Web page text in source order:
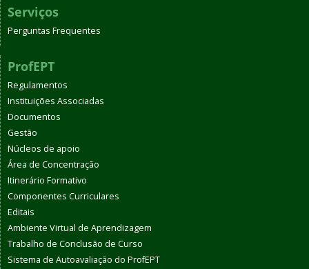
Serviços
Perguntas Frequentes
ProfEPT
Regulamentos
Instituições Associadas
Documentos
Gestão
Núcleos de apoio
Área de Concentração
Itinerário Formativo
Componentes Curriculares
Editais
Ambiente Virtual de Aprendizagem
Trabalho de Conclusão de Curso
Sistema de Autoavaliação do ProfEPT